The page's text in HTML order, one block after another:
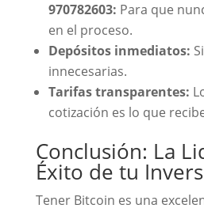
970782603: Para que
en el proceso.
Depósitos inmediatos:
innecesarias.
Tarifas transparentes:
cotización es lo que
Conclusión: La
Éxito de tu
Tener Bitcoin es una